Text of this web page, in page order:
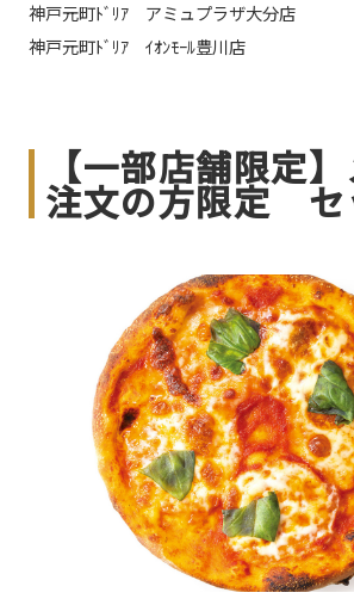
神戸元町ﾄﾞﾘｱ アミュプラザ大分店
神戸元町ﾄﾞﾘｱ ｲｵﾝﾓｰﾙ豊川店
【一部店舗限定
注文の方限定 セ